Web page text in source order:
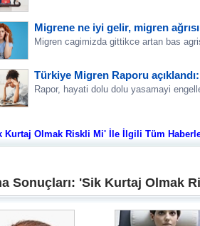
Migrene ne iyi gelir, migren
Migren cagimizda gittikce artan bas
Türkiye Migren Raporu
Rapor, hayati dolu dolu yasamayi
Kurtaj Olmak Riskli Mi' İle İlgili Tüm
Sonuçları: 'Sik Kurtaj Olmak